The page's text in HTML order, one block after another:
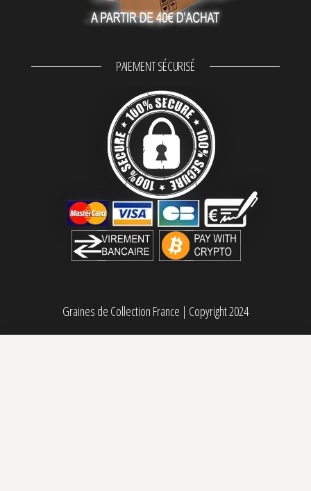
PAIEMENT SÉCURISÉ
Graines de Collection France | Copyright 2024